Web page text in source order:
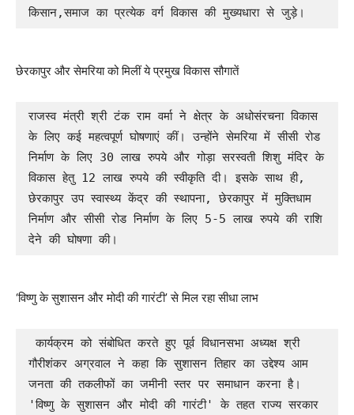
किसान,समाज का प्रत्येक वर्ग विकास की मुख्यधारा से जुड़े।
छेरकापुर और सेमरिया को मिलीं ये प्रमुख विकास सौगातें
​राजस्व मंत्री श्री टंक राम वर्मा ने क्षेत्र के अधोसंरचना विकास
के लिए कई महत्वपूर्ण घोषणाएं कीं। उन्होंने सेमरिया में सीसी रोड
निर्माण के लिए 30 लाख रुपये और गोड़ा सरस्वती शिशु मंदिर के
विकास हेतु 12 लाख रुपये की स्वीकृति दी। इसके साथ ही,
छेरकापुर उप स्वास्थ्य केंद्र की स्थापना, छेरकापुर में मुक्तिधाम
निर्माण और सीसी रोड निर्माण के लिए 5-5 लाख रुपये की राशि
देने की घोषणा की।
‘विष्णु के सुशासन और मोदी की गारंटी’ से मिल रहा सीधा लाभ
​कार्यक्रम को संबोधित करते हुए पूर्व विधानसभा अध्यक्ष श्री
गौरीशंकर अग्रवाल ने कहा कि सुशासन तिहार का उद्देश्य आम
जनता की तकलीफों का जमीनी स्तर पर समाधान करना है।
'विष्णु के सुशासन और मोदी की गारंटी' के तहत राज्य सरकार